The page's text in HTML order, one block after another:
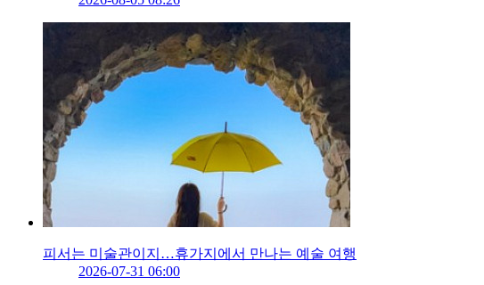
피서는 미술관이지…휴가지에서 만나는 예술 여행
2026-07-31 06:00